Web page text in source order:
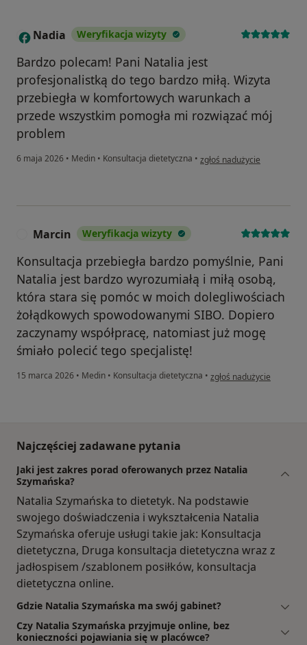
N Nadia Weryfikacja wizyty
Bardzo polecam! Pani Natalia jest
profesjonalistką do tego bardzo miłą. Wizyta
przebiegła w komfortowych warunkach a
przede wszystkim pomogła mi rozwiązać mój
problem
6 maja 2026 • Medin • Konsultacja dietetyczna • w opinii użytkownika Nadia
zgłoś nadużycie
Marcin Weryfikacja wizyty
Konsultacja przebiegła bardzo pomyślnie, Pani
Natalia jest bardzo wyrozumiałą i miłą osobą,
która stara się pomóc w moich dolegliwościach
żołądkowych spowodowanymi SIBO. Dopiero
zaczynamy współpracę, natomiast już mogę
śmiało polecić tego specjalistę!
15 marca 2026 • Medin • Konsultacja dietetyczna • w opinii użytkownika
zgłoś nadużycie
Najczęściej zadawane pytania
Jaki jest zakres porad oferowanych przez Natalia
Szymańska?
Natalia Szymańska to dietetyk. Na podstawie
swojego doświadczenia i wykształcenia Natalia
Szymańska oferuje usługi takie jak: Konsultacja
dietetyczna, Druga konsultacja dietetyczna wraz z
jadłospisem /szablonem posiłków, konsultacja
dietetyczna online.
Gdzie Natalia Szymańska ma swój gabinet?
Czy Natalia Szymańska przyjmuje online, bez
konieczności pojawiania się w placówce?